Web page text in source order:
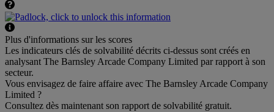
Plus d'informations sur les scores
Les indicateurs clés de solvabilité décrits ci-dessus sont créés en
analysant The Barnsley Arcade Company Limited par rapport à son
secteur.
Vous envisagez de faire affaire avec The Barnsley Arcade Company
Limited ?
Consultez dès maintenant son rapport de solvabilité gratuit.